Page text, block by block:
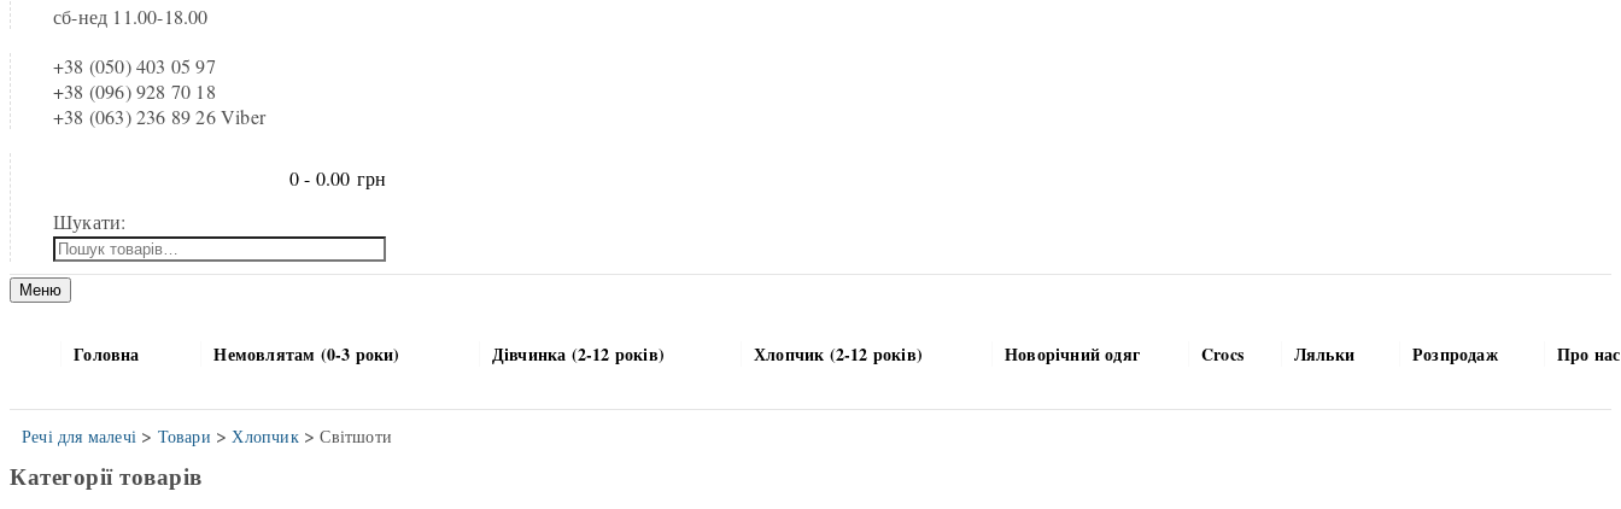
сб-нед 11.00-18.00
+38 (050) 403 05 97
+38 (096) 928 70 18
+38 (063) 236 89 26 Viber
0 - 0.00 грн
Шукати:
Меню
Головна Немовлятам (0-3 роки) Дівчинка (2-12 років) Хлопчик (2-12 років) Новорічний одяг Crocs Ляльки Розпродаж Про нас
Речі для малечі > Товари > Хлопчик>Світшоти
Категорії товарів